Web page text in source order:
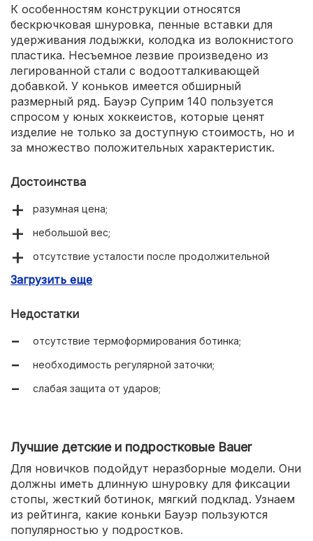
К особенностям конструкции относятся
бескрючковая шнуровка, пенные вставки для
удерживания лодыжки, колодка из волокнистого
пластика. Несъемное лезвие произведено из
легированной стали с водоотталкивающей
добавкой. У коньков имеется обширный
размерный ряд. Бауэр Суприм 140 пользуется
спросом у юных хоккеистов, которые ценят
изделие не только за доступную стоимость, но и
за множество положительных характеристик.
Достоинства
разумная цена;
небольшой вес;
отсутствие усталости после продолжительной
удобство использования;
оптимальный вес;
Загрузить еще
Недостатки
отсутствие термоформирования ботинка;
необходимость регулярной заточки;
слабая защита от ударов;
Лучшие детские и подростковые Bauer
Для новичков подойдут неразборные модели. Они
должны иметь длинную шнуровку для фиксации
стопы, жесткий ботинок, мягкий подклад. Узнаем
из рейтинга, какие коньки Бауэр пользуются
популярностью у подростков.